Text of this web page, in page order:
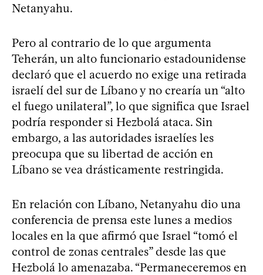
Netanyahu.
Pero al contrario de lo que argumenta
Teherán, un alto funcionario estadounidense
declaró que el acuerdo no exige una retirada
israelí del sur de Líbano y no crearía un “alto
el fuego unilateral”, lo que significa que Israel
podría responder si Hezbolá ataca. Sin
embargo, a las autoridades israelíes les
preocupa que su libertad de acción en
Líbano se vea drásticamente restringida.
En relación con Líbano, Netanyahu dio una
conferencia de prensa este lunes a medios
locales en la que afirmó que Israel “tomó el
control de zonas centrales” desde las que
Hezbolá lo amenazaba. “Permaneceremos en